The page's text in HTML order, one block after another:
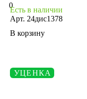
0
Есть в наличии
Арт. 24дис1378
В корзину
УЦЕНКА